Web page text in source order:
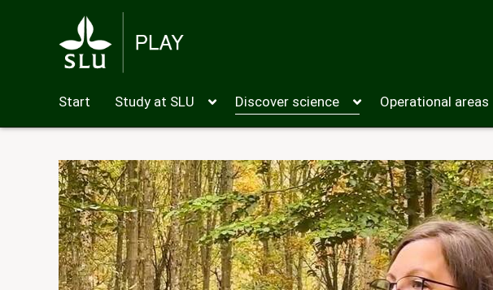
Start Study at SLU Discover science Operational areas